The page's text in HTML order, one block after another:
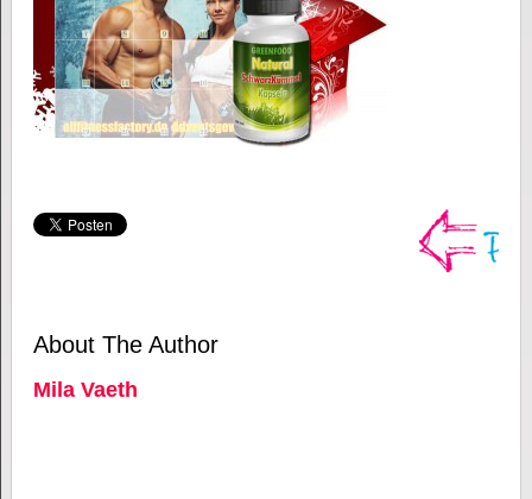
About The Author
Mila Vaeth